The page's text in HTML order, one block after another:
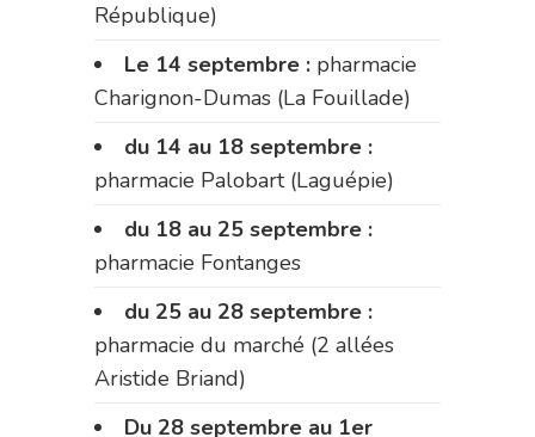
République)
Le 14 septembre : pharmacie
Charignon-Dumas (La Fouillade)
du 14 au 18 septembre :
pharmacie Palobart (Laguépie)
du 18 au 25 septembre :
pharmacie Fontanges
du 25 au 28 septembre :
pharmacie du marché (2 allées
Aristide Briand)
Du 28 septembre au 1er